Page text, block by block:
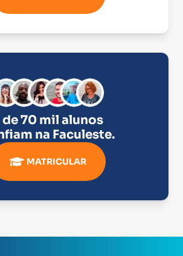
de 70 mil alunos
na Faculeste.
MATRICULAR